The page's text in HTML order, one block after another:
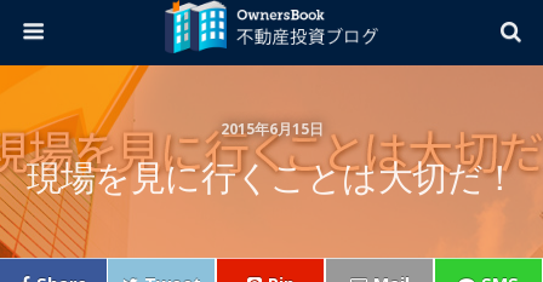
2015年6月15日
現場を見に行くことは大切だ！